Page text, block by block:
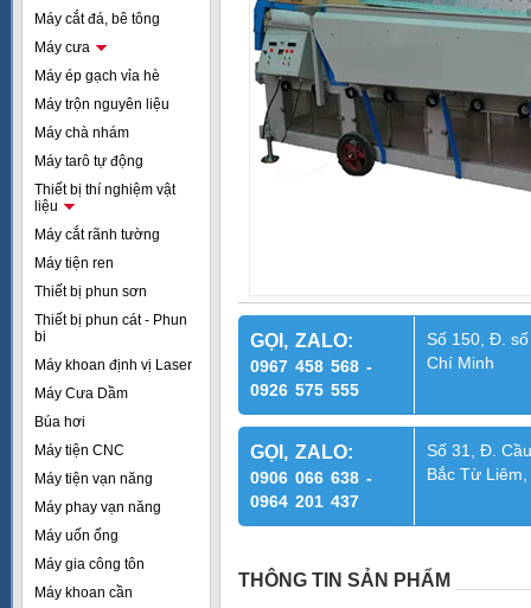
Máy cắt đá, bê tông
Máy cưa
Máy ép gạch vỉa hè
Máy trộn nguyên liệu
Máy chà nhám
Máy tarô tự động
Thiết bị thí nghiệm vật
liệu
Máy cắt rãnh tường
Máy tiện ren
Thiết bị phun sơn
Thiết bị phun cát - Phun
bi
Máy khoan định vị Laser
Máy Cưa Dầm
Búa hơi
Máy tiện CNC
Máy tiện vạn năng
Máy phay vạn năng
Máy uốn ống
Máy gia công tôn
Máy khoan cần
GỌI, ZALO:
0967 458 568 -
0926 575 555
Số 150, Đ.
Chí Minh
GỌI, ZALO:
0906 066 638 -
0964 201 437
Số 31, Đ.
Bắc Từ
THÔNG TIN SẢN PHẨM